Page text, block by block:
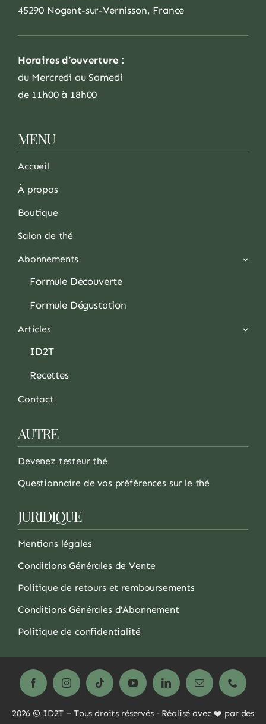
45290 Nogent-sur-Vernisson, France
Horaires d’ouverture :
du Mercredi au Samedi
de 11h00 à 18h00
MENU
Accueil
À propos
Boutique
Salon de thé
Abonnements
Formule Découverte
Formule Dégustation
Articles
ID2T
Recettes
Contact
AUTRE
Devenez testeur thé
Questionnaire de vos préférences sur le thé
JURIDIQUE
Mentions légales
Conditions Générales de Vente
Politique de retours et remboursements
Conditions Générales d’Abonnement
Politique de confidentialité
2026 © ID2T – Tous droits réservés - Réalisé avec ❤️ par des